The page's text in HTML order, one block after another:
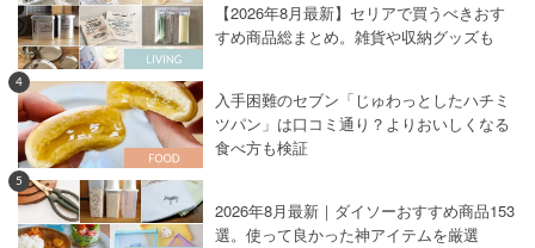
【2026年8月最新】セリアで買うべきおす
すめ商品総まとめ。雑貨や収納グッズも
4
入手困難のセブン「じゅわっとしたハチミ
ツパン」は口コミ通り？よりおいしくなる
食べ方も検証
5
2026年8月最新｜ダイソーおすすめ商品153
選。使って良かった神アイテムを厳選